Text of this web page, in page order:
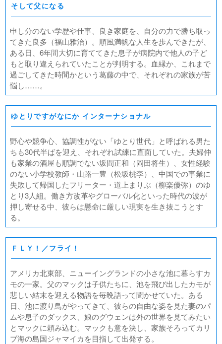
そして父になる
申し分のない学歴や仕事、良き家庭を、自分の力で勝ち取っ
てきた良多（福山雅治）。順風満帆な人生を歩んできたが、
ある日、6年間大切に育ててきた息子が病院内で他人の子ど
もと取り違えられていたことが判明する。血縁か、これまで
過ごしてきた時間かという葛藤の中で、それぞれの家族が苦
悩し……。
ゆとりですがなにか インターナショナル
野心や競争心、協調性がない「ゆとり世代」と呼ばれる男た
ちも30代半ばを迎え、それぞれ試練に直面していた。夫婦仲
も家業の酒屋も順調でない坂間正和（岡田将生）、女性経験
のない小学校教師・山路一豊（松坂桃李）、中国での事業に
失敗して帰国したフリーター・道上まりぶ（柳楽優弥）のゆ
とり3人組。働き方改革やグローバル化といった時代の波が
押し寄せる中、彼らは懸命に厳しい現実を生き抜こうとす
る。
ＦＬＹ！／フライ！
アメリカ北東部、ニューイングランドの小さな池に暮らすカ
モの一家。父のマックは子供たちに、池を飛び出したカモが
悲しい結末を迎える物語を毎晩語って聞かせていた。ある
日、池に渡り鳥がやってきて、彼らの自由な姿を見た妻のパ
ムや息子のダックス、娘のグウェンは外の世界を見てみたい
とマックに頼み込む。マックも意を決し、家族そろってカリ
ブ海の島国ジャマイカを目指して出発する。